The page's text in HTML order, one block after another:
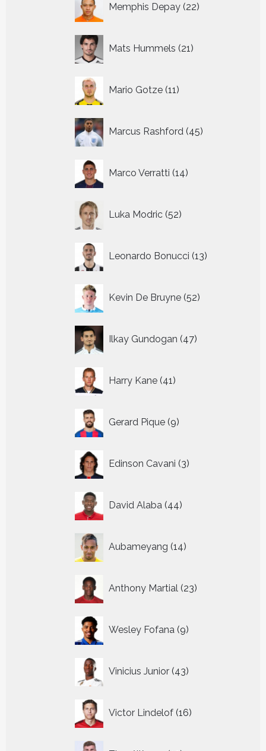
Memphis Depay 22
producten
Mats Hummels 21
producten
Mario Gotze 11
producten
Marcus Rashford 45
producten
Marco Verratti 14
producten
Luka Modric 52
producten
Leonardo Bonucci 13
producten
Kevin De Bruyne 52
producten
Ilkay Gundogan 47
producten
Harry Kane 41
producten
Gerard Pique 9
producten
Edinson Cavani 3
producten
David Alaba 44
producten
Aubameyang 14
producten
Anthony Martial 23
producten
Wesley Fofana 9
producten
Vinicius Junior 43
producten
Victor Lindelof 16
producten